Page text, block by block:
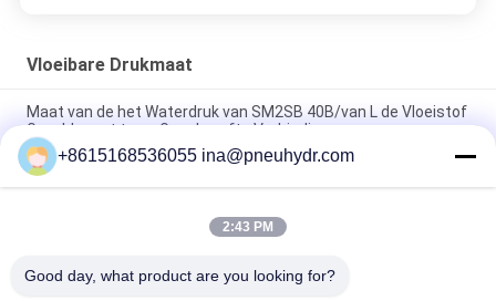
Vloeibare Drukmaat
Maat van de het Waterdruk van SM2SB 40B/van L de Vloeistof
Gevulde met twee Geschroefte Verbinding
SM1SP de ééndelige Maat van de Verbindings Vloeibare Druk
met Geplooid Geval
63B / L van de de Drukmaat van de 2,5 Duimvloeistof Gevuld
+8615168536055 ina@pneuhydr.com
2:43 PM
Good day, what product are you looking for?